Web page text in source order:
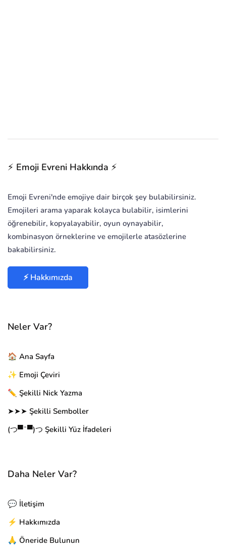
⚡ Emoji Evreni Hakkında ⚡
Emoji Evreni'nde emojiye dair birçok şey bulabilirsiniz.
Emojileri arama yaparak kolayca bulabilir, isimlerini
öğrenebilir, kopyalayabilir, oyun oynayabilir,
kombinasyon örneklerine ve emojilerle atasözlerine
bakabilirsiniz.
⚡ Hakkımızda
Neler Var?
🏠 Ana Sayfa
✨ Emoji Çeviri
✏️ Şekilli Nick Yazma
➤➤➤ Şekilli Semboller
(つ▀¯▀)つ Şekilli Yüz İfadeleri
Daha Neler Var?
💬 İletişim
⚡ Hakkımızda
🙏 Öneride Bulunun